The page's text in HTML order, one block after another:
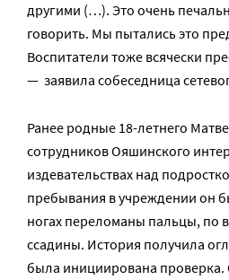
другими (…). Это очень
говорить. Мы пытались это
Воспитатели тоже всячески
— заявила собеседница
Ранее родные 18-летнего
сотрудников Ояшинского
издевательствах над
пребывания в учреждении он
ногах переломаны пальцы, по
ссадины. История получила
была инициирована